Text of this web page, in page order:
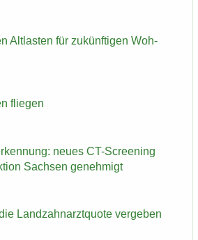
Alt­las­ten für zu­künf­ti­gen Woh­
flie­gen
neues CT-​Screening
Sach­sen ge­neh­migt
Land­zahn­arzt­quo­te ver­ge­ben